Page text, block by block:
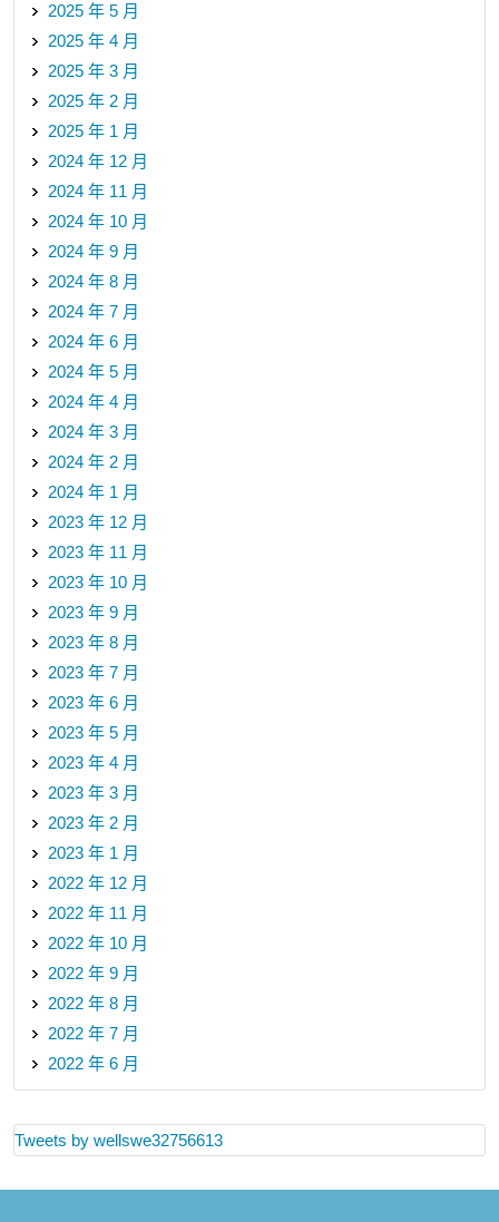
2025 年 5 月
2025 年 4 月
2025 年 3 月
2025 年 2 月
2025 年 1 月
2024 年 12 月
2024 年 11 月
2024 年 10 月
2024 年 9 月
2024 年 8 月
2024 年 7 月
2024 年 6 月
2024 年 5 月
2024 年 4 月
2024 年 3 月
2024 年 2 月
2024 年 1 月
2023 年 12 月
2023 年 11 月
2023 年 10 月
2023 年 9 月
2023 年 8 月
2023 年 7 月
2023 年 6 月
2023 年 5 月
2023 年 4 月
2023 年 3 月
2023 年 2 月
2023 年 1 月
2022 年 12 月
2022 年 11 月
2022 年 10 月
2022 年 9 月
2022 年 8 月
2022 年 7 月
2022 年 6 月
Tweets by wellswe32756613